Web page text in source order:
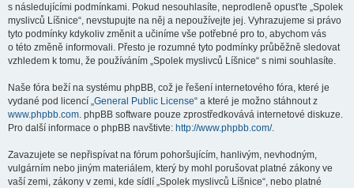
s následujícími podmínkami. Pokud nesouhlasíte, neprodleně opusťte „Spolek
myslivců Líšnice“, nevstupujte na něj a nepoužívejte jej. Vyhrazujeme si právo
tyto podmínky kdykoliv změnit a učiníme vše potřebné pro to, abychom vás
o této změně informovali. Přesto je rozumné tyto podmínky průběžně sledovat
vzhledem k tomu, že používáním „Spolek myslivců Líšnice“ s nimi souhlasíte.
Naše fóra beží na systému phpBB, což je řešení internetového fóra, které je
vydané pod licencí „General Public License“ a které je možno stáhnout z
www.phpbb.com. phpBB software pouze zprostředkovává internetové diskuze.
Pro další informace o phpBB navštivte: http://www.phpbb.com/.
Zavazujete se nepřispívat na fórum pohoršujícím, hanlivým, nevhodným,
vulgárním nebo jiným materiálem, který by mohl porušovat platné zákony ve
vaší zemi, zákony v zemi, kde sídlí „Spolek myslivců Líšnice“, nebo platné